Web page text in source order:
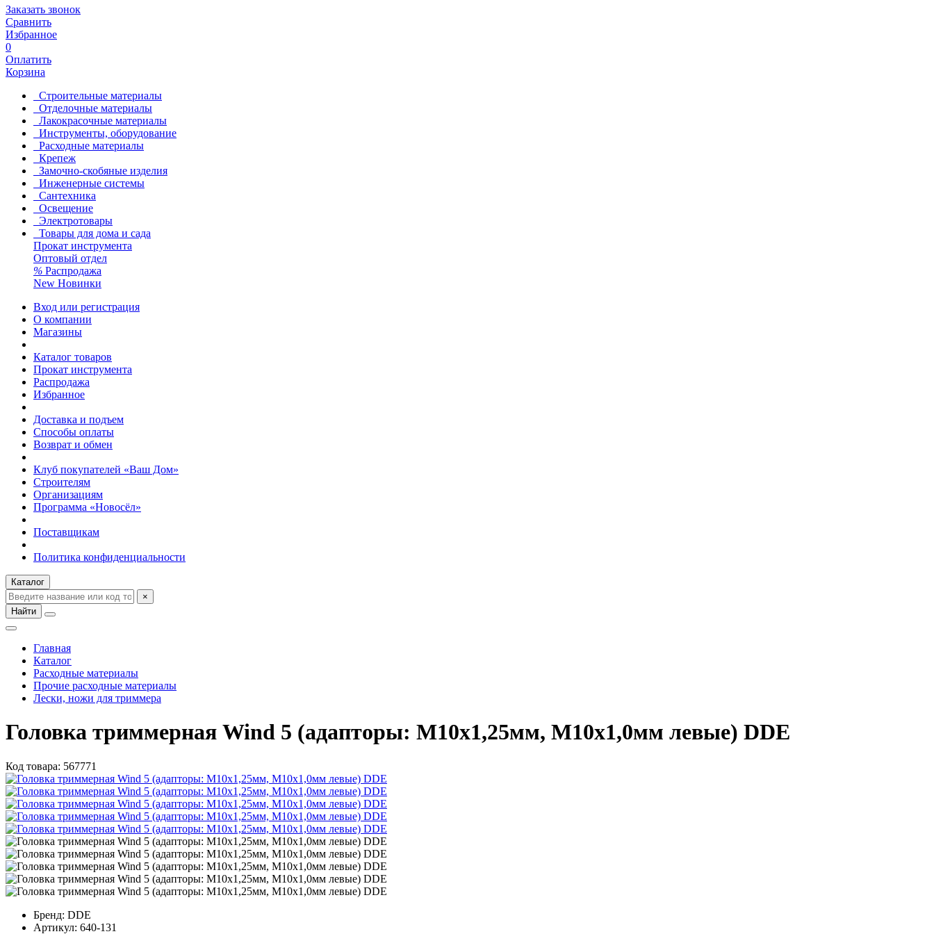
Заказать звонок
Сравнить
Избранное
0
Оплатить
Корзина
Строительные материалы
Отделочные материалы
Лакокрасочные материалы
Инструменты, оборудование
Расходные материалы
Крепеж
Замочно-скобяные изделия
Инженерные системы
Сантехника
Освещение
Электротовары
Товары для дома и сада
Прокат инструмента
Оптовый отдел
% Распродажа
New Новинки
Вход или регистрация
О компании
Магазины
Каталог товаров
Прокат инструмента
Распродажа
Избранное
Доставка и подъем
Способы оплаты
Возврат и обмен
Клуб покупателей «Ваш Дом»
Строителям
Организациям
Программа «Новосёл»
Поставщикам
Политика конфиденциальности
Каталог
×
Найти
Главная
Каталог
Расходные материалы
Прочие расходные материалы
Лески, ножи для триммера
Головка триммерная Wind 5 (адапторы: М10х1,25мм, М10х1,0мм левые) DDE
Код товара: 567771
Бренд: DDE
Артикул: 640-131